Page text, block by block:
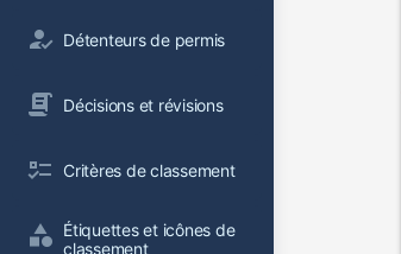
Détenteurs de permis
Décisions et révisions
Critères de classement
Étiquettes et icônes de
classement